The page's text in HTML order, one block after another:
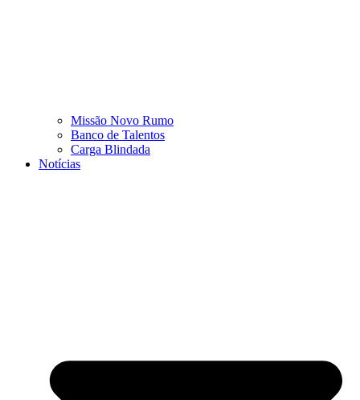
Missão Novo Rumo
Banco de Talentos
Carga Blindada
Notícias